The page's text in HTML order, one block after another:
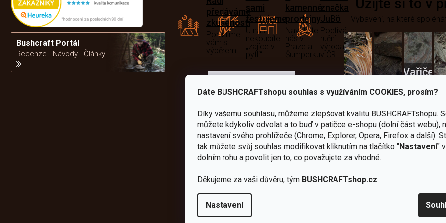
Dáte BUSHCRAFTshopu souhlas s využíváním COOKIES, prosím?
Díky vašemu souhlasu, můžeme zlepšovat kvalitu BUSHCRAFTshopu.
můžete kdykoliv odvolat a to buď v patičce e-shopu (dolní část webu),
nastavení svého prohlížeče (Chrome, Explorer, Opera, Firefox a další).
tak můžete svůj souhlas modifikovat kliknutím na tlačítko "Nastavení"
dolním rohu a povolit jen to, co považujete za vhodné.
Děkujeme za vaši důvěru, tým BUSHCRAFTshop.cz
Nastavení
Bushcraft Portál
Recenze - Návody - Články
předáváme
zkušenosti
Poradíme
vám s
výběrem
sami
testujeme
U nás
nekoupíte
„zajíce v
pytli“
kamenné
prodejny
Navštivte
nás v
Praze a
Šumperku
značka
JuBö
Poctivá
ruční
výroba
v ČR
Užijte si to v
Vybavení, na které
Vařiče
a
kabáty